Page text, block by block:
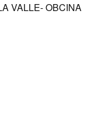
VALLE- OBCINA